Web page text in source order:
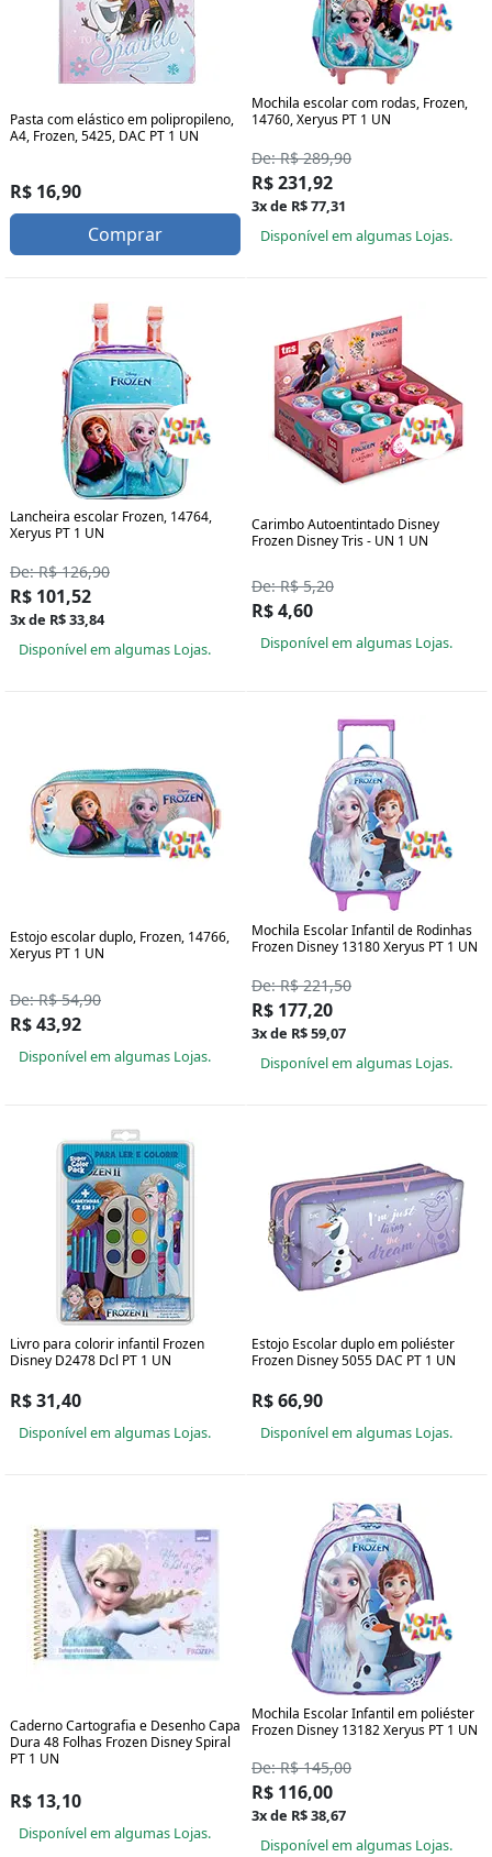
Pasta com elástico em polipropileno,
A4, Frozen, 5425, DAC PT 1 UN
R$ 16,90
Comprar
Mochila escolar com rodas, Frozen,
14760, Xeryus PT 1 UN
De: R$ 289,90
R$ 231,92
3x de R$ 77,31
Disponível em algumas Lojas.
Lancheira escolar Frozen, 14764,
Xeryus PT 1 UN
De: R$ 126,90
R$ 101,52
3x de R$ 33,84
Disponível em algumas Lojas.
Carimbo Autoentintado Disney
Frozen Disney Tris - UN 1 UN
De: R$ 5,20
R$ 4,60
Disponível em algumas Lojas.
Estojo escolar duplo, Frozen, 14766,
Xeryus PT 1 UN
De: R$ 54,90
R$ 43,92
Disponível em algumas Lojas.
Mochila Escolar Infantil de Rodinhas
Frozen Disney 13180 Xeryus PT 1 UN
De: R$ 221,50
R$ 177,20
3x de R$ 59,07
Disponível em algumas Lojas.
Livro para colorir infantil Frozen
Disney D2478 Dcl PT 1 UN
R$ 31,40
Disponível em algumas Lojas.
Estojo Escolar duplo em poliéster
Frozen Disney 5055 DAC PT 1 UN
R$ 66,90
Disponível em algumas Lojas.
Caderno Cartografia e Desenho Capa
Dura 48 Folhas Frozen Disney Spiral
PT 1 UN
R$ 13,10
Disponível em algumas Lojas.
Mochila Escolar Infantil em poliéster
Frozen Disney 13182 Xeryus PT 1 UN
De: R$ 145,00
R$ 116,00
3x de R$ 38,67
Disponível em algumas Lojas.